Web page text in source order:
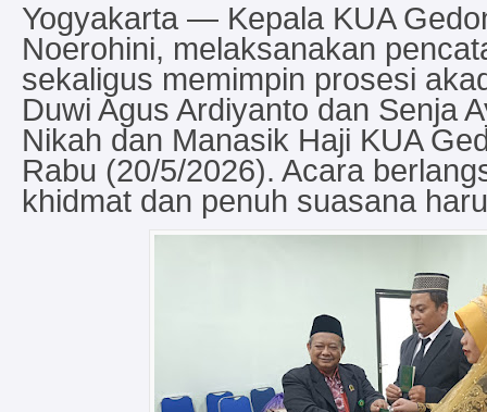
Yogyakarta — Kepala KUA
Noerohini, melaksanakan
sekaligus memimpin prosesi
Duwi Agus Ardiyanto dan Senja
Nikah dan Manasik Haji KUA
Rabu (20/5/2026). Acara
khidmat dan penuh suasana